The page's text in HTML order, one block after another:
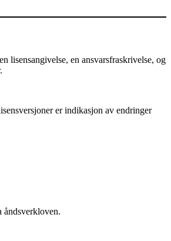
lisensangivelse, en ansvarsfraskrivelse, og
er indikasjon av endringer